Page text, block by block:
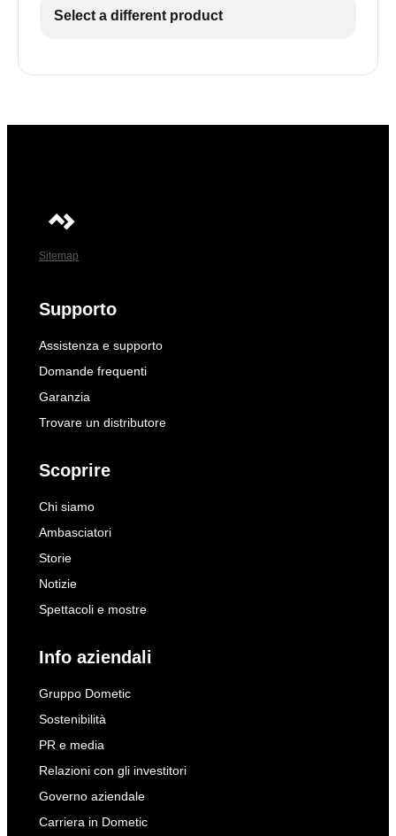
Select a different product
Sitemap
Supporto
Assistenza e supporto
Domande frequenti
Garanzia
Trovare un distributore
Scoprire
Chi siamo
Ambasciatori
Storie
Notizie
Spettacoli e mostre
Info aziendali
Gruppo Dometic
Sostenibilità
PR e media
Relazioni con gli investitori
Governo aziendale
Carriera in Dometic